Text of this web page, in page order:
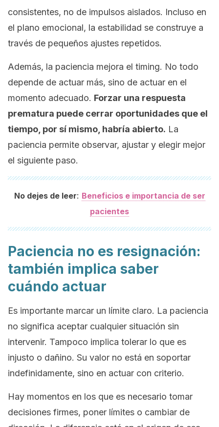
consistentes, no de impulsos aislados. Incluso en
el plano emocional, la estabilidad se construye a
través de pequeños ajustes repetidos.
Además, la paciencia mejora el timing. No todo
depende de actuar más, sino de actuar en el
momento adecuado. Forzar una respuesta
prematura puede cerrar oportunidades que el
tiempo, por sí mismo, habría abierto. La
paciencia permite observar, ajustar y elegir mejor
el siguiente paso.
No dejes de leer: Beneficios e importancia de ser
pacientes
Paciencia no es resignación:
también implica saber
cuándo actuar
Es importante marcar un límite claro. La paciencia
no significa aceptar cualquier situación sin
intervenir. Tampoco implica tolerar lo que es
injusto o dañino. Su valor no está en soportar
indefinidamente, sino en actuar con criterio.
Hay momentos en los que es necesario tomar
decisiones firmes, poner límites o cambiar de